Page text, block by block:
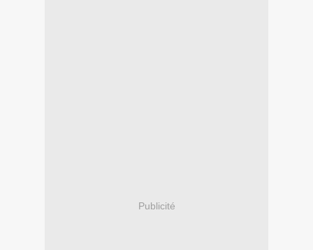
Publicité